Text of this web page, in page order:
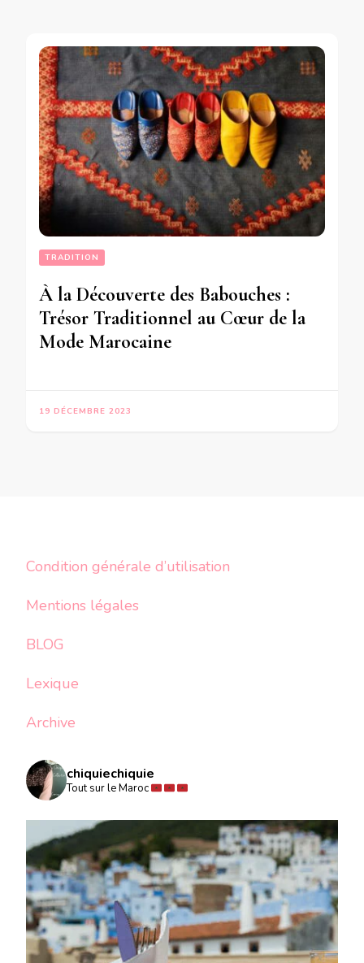
TRADITION
À la Découverte des Babouches :
Trésor Traditionnel au Cœur de la
Mode Marocaine
19 DÉCEMBRE 2023
Condition générale d’utilisation
Mentions légales
BLOG
Lexique
Archive
chiquiechiquie
Tout sur le Maroc